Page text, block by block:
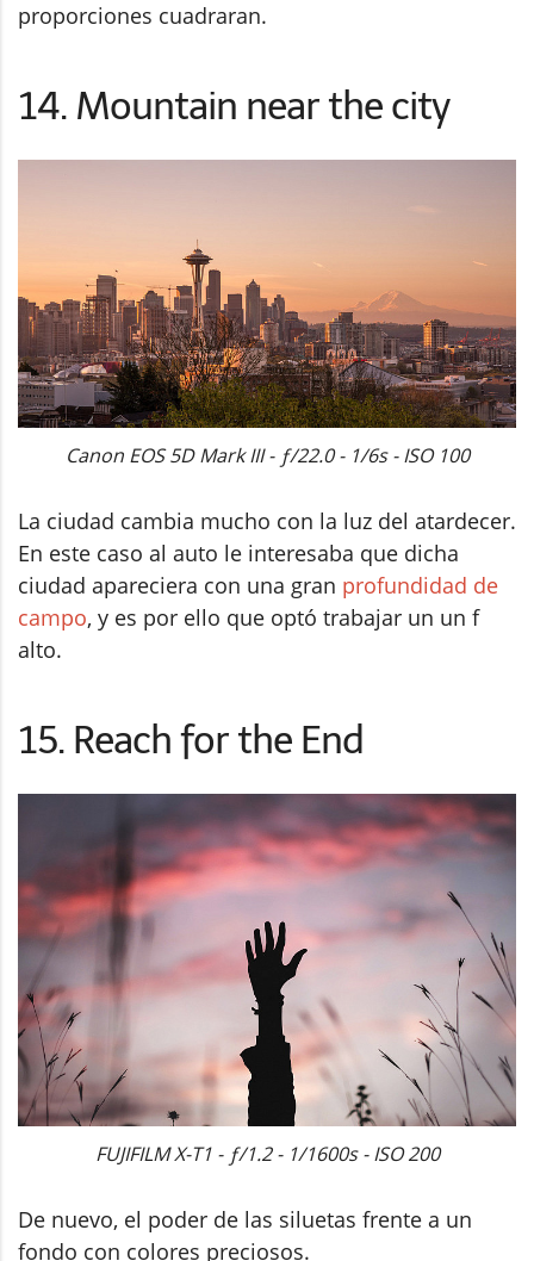
proporciones cuadraran.
14. Mountain near the city
Canon EOS 5D Mark III - ƒ/22.0 - 1/6s - ISO 100
La ciudad cambia mucho con la luz del atardecer.
En este caso al auto le interesaba que dicha
ciudad apareciera con una gran profundidad de
campo, y es por ello que optó trabajar un un f
alto.
15. Reach for the End
FUJIFILM X-T1 - ƒ/1.2 - 1/1600s - ISO 200
De nuevo, el poder de las siluetas frente a un
fondo con colores preciosos.